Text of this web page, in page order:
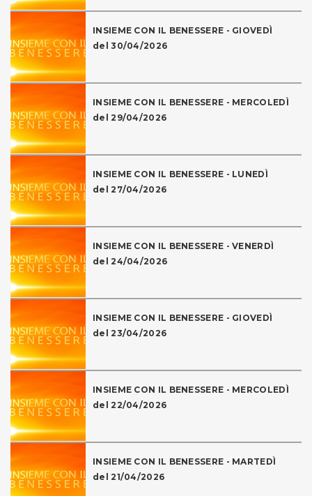
INSIEME CON IL BENESSERE - GIOVEDÌ
del 30/04/2026
INSIEME CON IL BENESSERE - MERCOLEDÌ
del 29/04/2026
INSIEME CON IL BENESSERE - LUNEDÌ
del 27/04/2026
INSIEME CON IL BENESSERE - VENERDÌ
del 24/04/2026
INSIEME CON IL BENESSERE - GIOVEDÌ
del 23/04/2026
INSIEME CON IL BENESSERE - MERCOLEDÌ
del 22/04/2026
INSIEME CON IL BENESSERE - MARTEDÌ
del 21/04/2026